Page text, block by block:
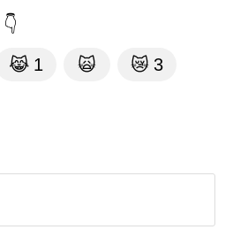
😹 1 🙀 😿 3